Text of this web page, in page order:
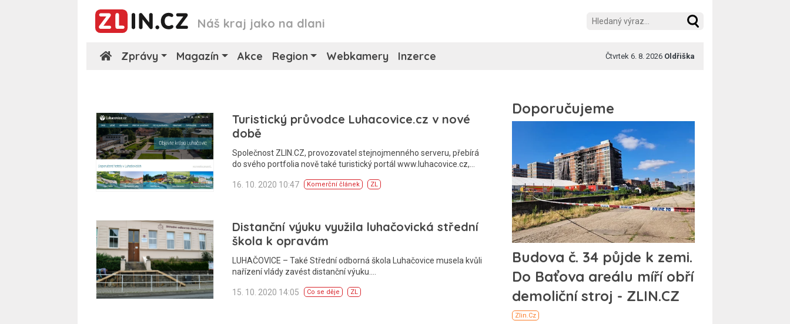
Náš kraj jako na dlani
Zprávy Magazín Akce Region Webkamery Inzerce Čtvrtek 6. 8. 2026 Oldřiška
Turistický průvodce Luhacovice.cz v nové
době
Společnost ZLIN.CZ, provozovatel stejnojmenného serveru, přebírá
do svého portfolia nově také turistický portál www.luhacovice.cz,…
16. 10. 2020 10:47 Komerční článek ZL
Distanční výuku využila luhačovická střední
škola k opravám
LUHAČOVICE – Také Střední odborná škola Luhačovice musela kvůli
nařízení vlády zavést distanční výuku.…
15. 10. 2020 14:05 Co se děje ZL